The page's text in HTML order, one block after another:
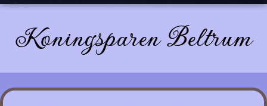
Koningsparen Beltrum